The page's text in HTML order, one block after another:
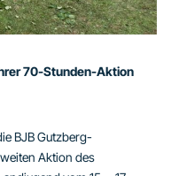
70-Stunden-Aktion
BJB Gutzberg-
Aktion des